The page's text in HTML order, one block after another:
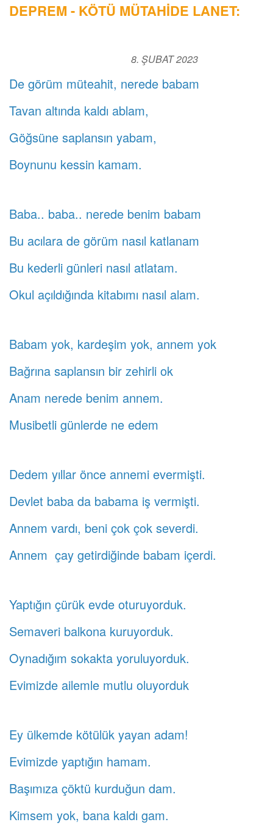
DEPREM - KÖTÜ MÜTAHİDE LANET:
8. ŞUBAT 2023
De görüm müteahit, nerede babam
Tavan altında kaldı ablam,
Göğsüne saplansın yabam,
Boynunu kessin kamam.
Baba.. baba.. nerede benim babam
Bu acılara de görüm nasıl katlanam
Bu kederli günleri nasıl atlatam.
Okul açıldığında kitabımı nasıl alam.
Babam yok, kardeşim yok, annem yok
Bağrına saplansın bir zehirli ok
Anam nerede benim annem.
Musibetli günlerde ne edem
Dedem yıllar önce annemi evermişti.
Devlet baba da babama iş vermişti.
Annem vardı, beni çok çok severdi.
Annem çay getirdiğinde babam içerdi.
Yaptığın çürük evde oturuyorduk.
Semaveri balkona kuruyorduk.
Oynadığım sokakta yoruluyorduk.
Evimizde ailemle mutlu oluyorduk
Ey ülkemde kötülük yayan adam!
Evimizde yaptığın hamam.
Başımıza çöktü kurduğun dam.
Kimsem yok, bana kaldı gam.